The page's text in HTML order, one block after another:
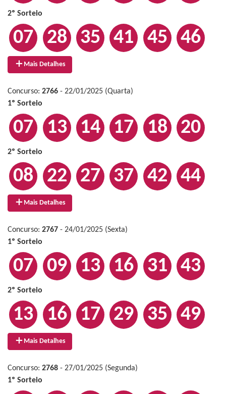
2º Sorteio
07 28 35 41 45 46
Mais Detalhes
Concurso: 2766 - 22/01/2025 (Quarta)
1º Sorteio
07 13 14 17 18 20
2º Sorteio
08 22 27 37 42 44
Mais Detalhes
Concurso: 2767 - 24/01/2025 (Sexta)
1º Sorteio
07 09 13 16 31 43
2º Sorteio
13 16 17 29 35 49
Mais Detalhes
Concurso: 2768 - 27/01/2025 (Segunda)
1º Sorteio